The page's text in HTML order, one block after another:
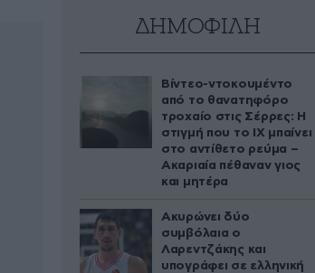
ΔΗΜΟΦΙΛΗ
Βίντεο-ντοκουμέντο
από το θανατηφόρο
τροχαίο στις Σέρρες: Η
στιγμή που το ΙΧ μπαίνει
στο αντίθετο ρεύμα –
Ακαριαία πέθαναν γιος
και μητέρα
Ακυρώνει δύο
συμβόλαια ο
Λαρεντζάκης και
υπογράφει σε ελληνική